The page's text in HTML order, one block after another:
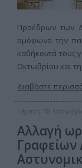
Προέδρων των
ομόφωνα την
καθήκοντά τους
Οκτωβρίου και
Διαβάστε
Πέμπτη, 18
Αλλαγή
Γραφείων